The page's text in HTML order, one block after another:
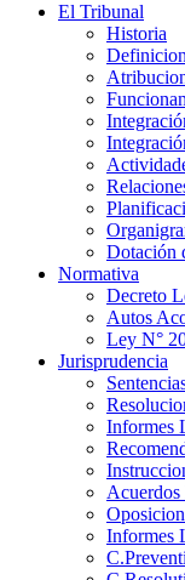
El Tribunal
Historia
Dotación
Normativa
Decreto
Autos
Ley N°
Jurisprudencia
Informes
Informes